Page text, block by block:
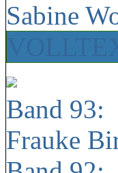
Sabine
Band 93:
Frauke